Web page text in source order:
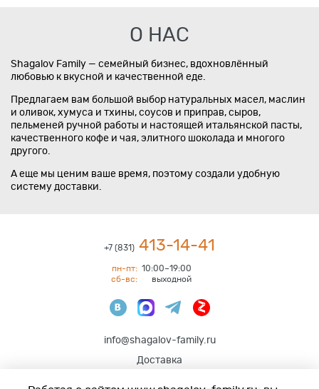
О НАС
Shagalov Family — семейный бизнес, вдохновлённый
любовью к вкусной и качественной еде.
Предлагаем вам большой выбор натуральных масел, маслин
и оливок, хумуса и тхины, соусов и приправ, сыров,
пельменей ручной работы и настоящей итальянской пасты,
качественного кофе и чая, элитного шоколада и многого
другого.
А еще мы ценим ваше время, поэтому создали удобную
систему доставки.
+7 (831) 413-14-41
пн-пт: 10:00–19:00
сб-вс:
выходной
info@shagalov-family.ru
Доставка